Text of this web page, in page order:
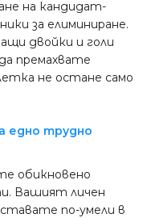
на кандидат-
за елиминиране.
двойки и голи
премахвате
не остане само
едно трудно
обикновено
Вашият личен
по-умели в